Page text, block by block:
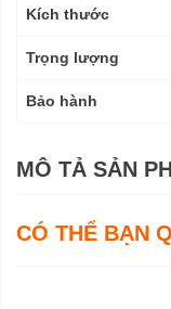
Kích thước
Trọng lượng
Bảo hành
MÔ TẢ SẢN
CÓ THỂ BẠN